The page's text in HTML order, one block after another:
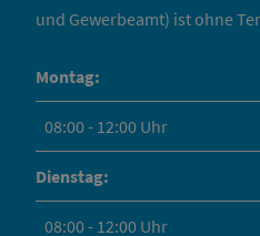
und Gewerbeamt) ist ohne
Montag:
08:00 - 12:00 Uhr
Dienstag:
08:00 - 12:00 Uhr